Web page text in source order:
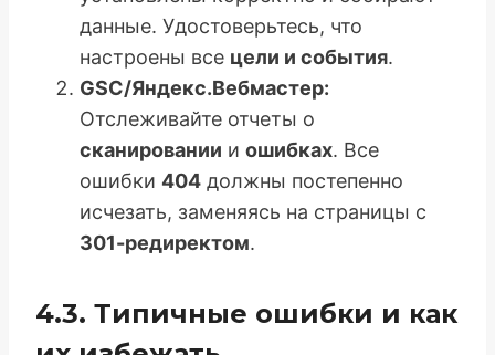
данные. Удостоверьтесь, что
настроены все цели и события.
GSC/Яндекс.Вебмастер:
Отслеживайте отчеты о
сканировании и ошибках. Все
ошибки 404 должны постепенно
исчезать, заменяясь на страницы с
301-редиректом.
4.3. Типичные ошибки и как